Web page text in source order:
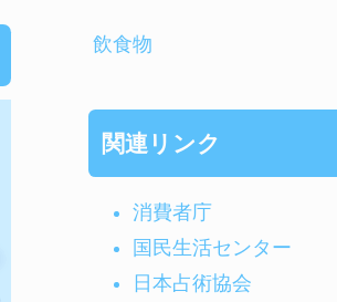
飲食物
関連リンク
消費者庁
国民生活センター
日本占術協会